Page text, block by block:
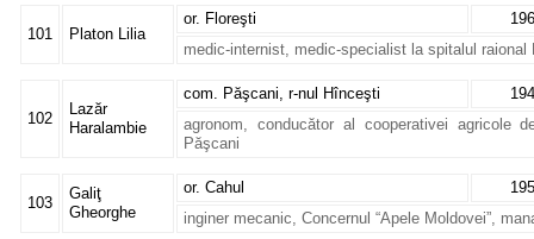
101 Platon Lilia
or. Floreşti
medic-internist, medic-specialist la spitalul raional
102
Lazăr
Haralambie
com. Păşcani, r-nul Hînceşti
agronom, conducător al cooperativei agricole
Păşcani
103
Galiţ
Gheorghe
or. Cahul
inginer mecanic, Concernul “Apele Moldovei”,